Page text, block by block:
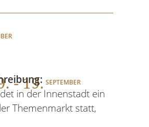
. - 19. SEPTEMBER
in der Innenstadt ein
Themenmarkt statt,